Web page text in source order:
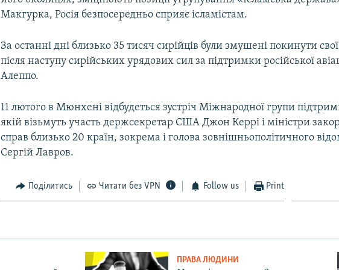
Макгурка, Росія безпосередньо сприяє ісламістам.
За останні дні близько 35 тисяч сирійців були змушені покинути
після наступу сирійських урядових сил за підтримки російської
Алеппо.
11 лютого в Мюнхені відбудеться зустріч Міжнародної групи
якій візьмуть участь держсекретар США Джон Керрі і міністри
справ близько 20 країн, зокрема і голова зовнішньополітичного
Сергій Лавров.
Поділитись Читати без VPN Follow us Print
ПРАВА ЛЮДИНИ